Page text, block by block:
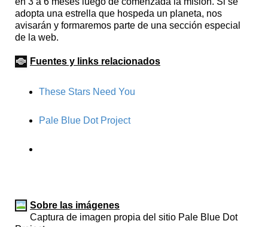
adopta una estrella que hospeda un planeta, nos
avisarán y formaremos parte de una sección especial
de la web.
Fuentes y links relacionados
These Stars Need You
Pale Blue Dot Project
Sobre las imágenes
Captura de imagen propia del sitio Pale Blue Dot